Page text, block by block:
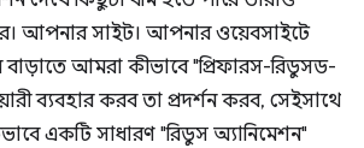
আপনার সাইট। আপনার ওয়েবসাইটে
বাড়াতে আমরা কীভাবে "প্রিফারস-রিডুসড-
ব্যবহার করব তা প্রদর্শন করব, সেইসাথে
একটি সাধারণ "রিডুস অ্যানিমেশন"